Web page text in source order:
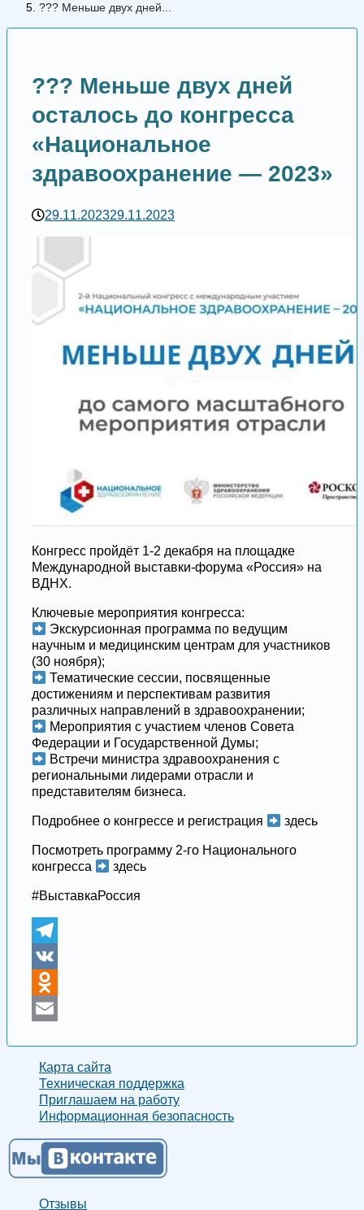
?‍?‍? Меньше двух дней...
?‍?‍? Меньше двух дней
осталось до конгресса
«Национальное
здравоохранение — 2023»
29.11.202329.11.2023
Конгресс пройдёт 1-2 декабря на площадке
Международной выставки-форума «Россия» на
ВДНХ.
Ключевые мероприятия конгресса:
Экскурсионная программа по ведущим
научным и медицинским центрам для участников
(30 ноября);
Тематические сессии, посвященные
достижениям и перспективам развития
различных направлений в здравоохранении;
Мероприятия с участием членов Совета
Федерации и Государственной Думы;
Встречи министра здравоохранения с
региональными лидерами отрасли и
представителям бизнеса.
Подробнее о конгрессе и регистрация здесь
Посмотреть программу 2-го Национального
конгресса
здесь
#ВыставкаРоссия
Telegram
VK
Odnoklassniki
Карта сайта
Техническая поддержка
Приглашаем на работу
Информационная безопасность
Отзывы